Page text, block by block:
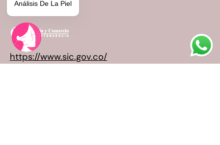
https://www.sic.gov.co/
Análisis De La Piel